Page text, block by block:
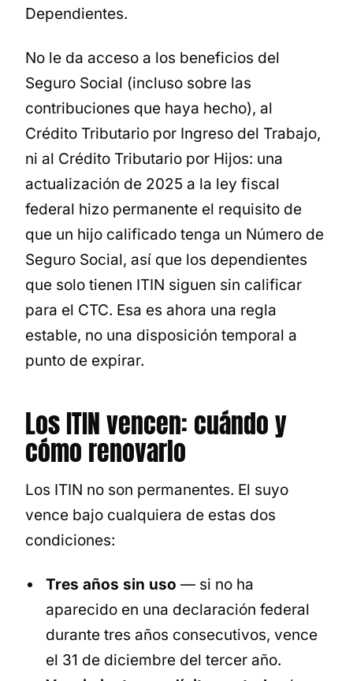
Dependientes.
No le da acceso a los beneficios del
Seguro Social (incluso sobre las
contribuciones que haya hecho), al
Crédito Tributario por Ingreso del Trabajo,
ni al Crédito Tributario por Hijos: una
actualización de 2025 a la ley fiscal
federal hizo permanente el requisito de
que un hijo calificado tenga un Número de
Seguro Social, así que los dependientes
que solo tienen ITIN siguen sin calificar
para el CTC. Esa es ahora una regla
estable, no una disposición temporal a
punto de expirar.
Los ITIN vencen: cuándo y
cómo renovarlo
Los ITIN no son permanentes. El suyo
vence bajo cualquiera de estas dos
condiciones:
Tres años sin uso — si no ha
aparecido en una declaración federal
durante tres años consecutivos, vence
el 31 de diciembre del tercer año.